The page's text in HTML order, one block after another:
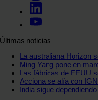
Últimas noticias
La australiana Horizon
Ming Yang pone en
Las fábricas de EEUU
Acciona se alía con
India sigue